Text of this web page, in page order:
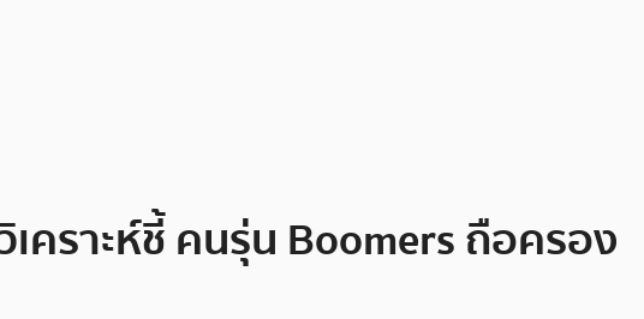
คราะห์ชี้ คนรุ่น Boomers ถือครอง